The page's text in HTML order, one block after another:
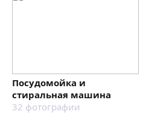
Посудомойка и
стиральная машина
32 фотографии